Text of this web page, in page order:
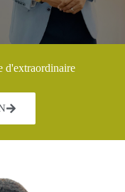
d'extraordinaire